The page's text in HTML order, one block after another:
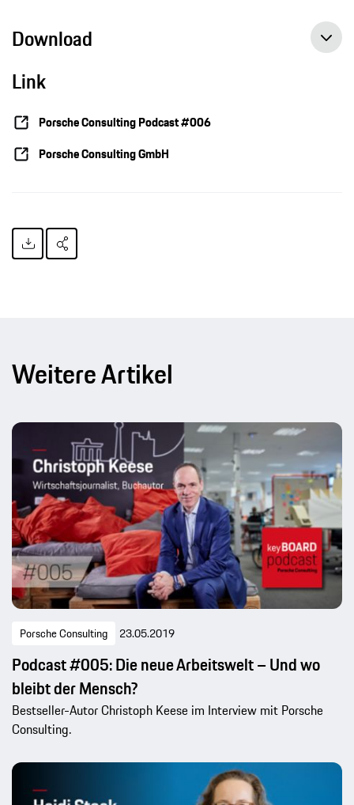
Download
Link
Porsche Consulting Podcast #006
Porsche Consulting GmbH
Weitere Artikel
Porsche Consulting 23.05.2019
Podcast #005: Die neue Arbeitswelt – Und wo
bleibt der Mensch?
Bestseller-Autor Christoph Keese im Interview mit Porsche
Consulting.